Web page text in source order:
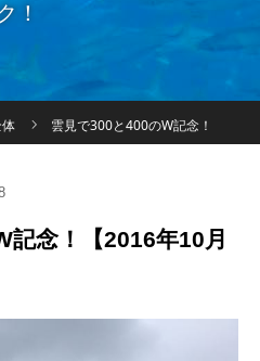
！
雲見で300と400のW記念！
念！【2016年10月